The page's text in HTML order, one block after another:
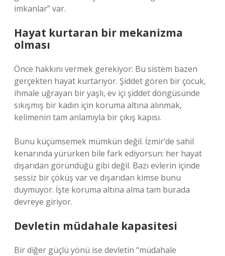
imkanlar” var.
Hayat kurtaran bir mekanizma
olması
Önce hakkını vermek gerekiyor: Bu sistem bazen
gerçekten hayat kurtarıyor. Şiddet gören bir çocuk,
ihmale uğrayan bir yaşlı, ev içi şiddet döngüsünde
sıkışmış bir kadın için koruma altına alınmak,
kelimenin tam anlamıyla bir çıkış kapısı.
Bunu küçümsemek mümkün değil. İzmir’de sahil
kenarında yürürken bile fark ediyorsun: her hayat
dışarıdan göründüğü gibi değil. Bazı evlerin içinde
sessiz bir çöküş var ve dışarıdan kimse bunu
duymuyor. İşte koruma altına alma tam burada
devreye giriyor.
Devletin müdahale kapasitesi
Bir diğer güçlü yönü ise devletin “müdahale